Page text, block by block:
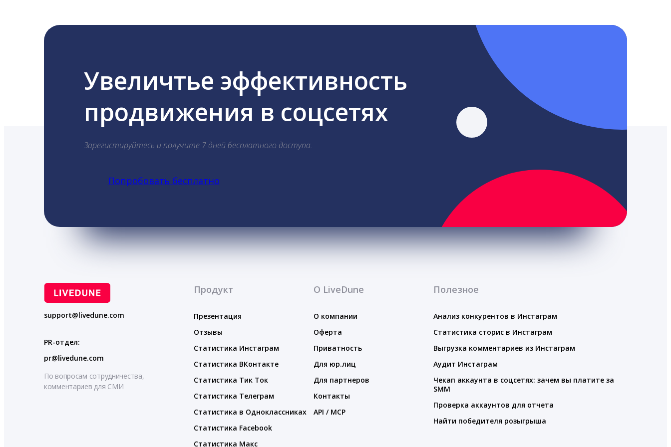
Увеличтье эффективность
продвижения в соцсетях
Зарегистируйтесь и получите 7 дней бесплатного доступа.
Попробовать бесплатно
support@livedune.com
PR-отдел:
pr@livedune.com
По вопросам сотрудничества,
комментариев для СМИ
Продукт
Презентация
Отзывы
Статистика Инстаграм
Статистика ВКонтакте
Статистика Тик Ток
Статистика Телеграм
Статистика в Одноклассниках
Статистика Facebook
Статистика Макс
О LiveDune
О компании
Оферта
Приватность
Для юр.лиц
Для партнеров
Контакты
API / MCP
Полезное
Анализ конкурентов в Инстаграм
Статистика сторис в Инстаграм
Выгрузка комментариев из Инстаграм
Аудит Инстаграм
Чекап аккаунта в соцсетях: зачем вы платите за
SMM
Проверка аккаунтов для отчета
Найти победителя розыгрыша